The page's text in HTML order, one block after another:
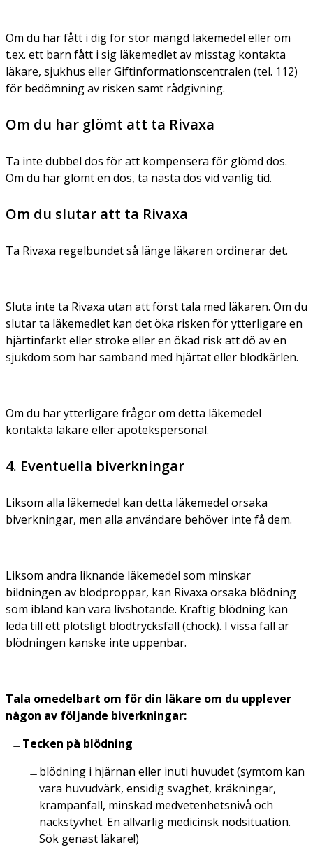
Om du har fått i dig för stor mängd läkemedel eller om
t.ex. ett barn fått i sig läkemedlet av misstag kontakta
läkare, sjukhus eller Giftinformationscentralen (tel. 112)
för bedömning av risken samt rådgivning.
Om du har glömt att ta Rivaxa
Ta inte dubbel dos för att kompensera för glömd dos.
Om du har glömt en dos, ta nästa dos vid vanlig tid.
Om du slutar att ta Rivaxa
Ta Rivaxa regelbundet så länge läkaren ordinerar det.
Sluta inte ta Rivaxa utan att först tala med läkaren. Om du
slutar ta läkemedlet kan det öka risken för ytterligare en
hjärtinfarkt eller stroke eller en ökad risk att dö av en
sjukdom som har samband med hjärtat eller blodkärlen.
Om du har ytterligare frågor om detta läkemedel
kontakta läkare eller apotekspersonal.
4. Eventuella biverkningar
Liksom alla läkemedel kan detta läkemedel orsaka
biverkningar, men alla användare behöver inte få dem.
Liksom andra liknande läkemedel som minskar
bildningen av blodproppar, kan Rivaxa orsaka blödning
som ibland kan vara livshotande. Kraftig blödning kan
leda till ett plötsligt blodtrycksfall (chock). I vissa fall är
blödningen kanske inte uppenbar.
Tala omedelbart om för din läkare om du upplever
någon av följande biverkningar:
Tecken på blödning
blödning i hjärnan eller inuti huvudet (symtom kan
vara huvudvärk, ensidig svaghet, kräkningar,
krampanfall, minskad medvetenhetsnivå och
nackstyvhet. En allvarlig medicinsk nödsituation.
Sök genast läkare!)